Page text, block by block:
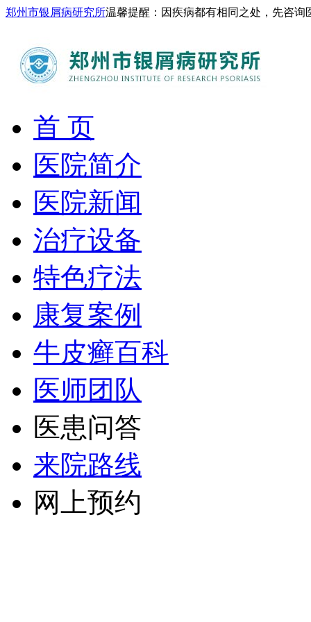
郑州市银屑病研究所温馨提醒：因疾病都有相同之处，先咨
首 页
医院简介
医院新闻
治疗设备
特色疗法
康复案例
牛皮癣百科
医师团队
医患问答
来院路线
网上预约